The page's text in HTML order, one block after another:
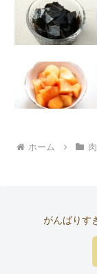
ホーム
がんばりす